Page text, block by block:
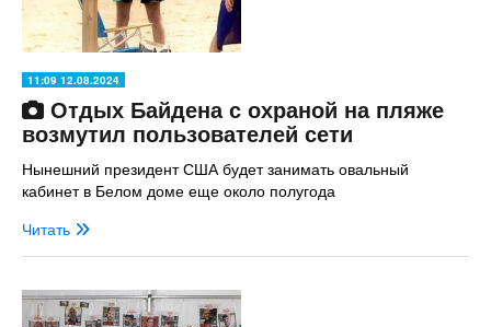
11:09 12.08.2024
Отдых Байдена с охраной на пляже
возмутил пользователей сети
Нынешний президент США будет занимать овальный
кабинет в Белом доме еще около полугода
Читать